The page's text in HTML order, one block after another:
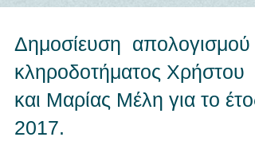
Δημοσίευση απολογισμού
κληροδοτήματος Χρήστου
και Μαρίας Μέλη για το έτος
2017.